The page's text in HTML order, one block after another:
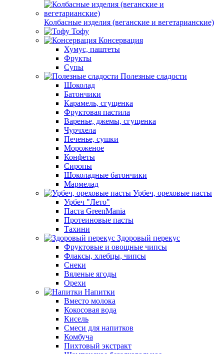
Колбасные изделия (веганские и вегетарианские)
Тофу
Консервация
Хумус, паштеты
Фрукты
Супы
Полезные сладости
Шоколад
Батончики
Карамель, сгущенка
Фруктовая пастила
Варенье, джемы, сгущенка
Чурчхела
Печенье, сушки
Мороженое
Конфеты
Сиропы
Шоколадные батончики
Мармелад
Урбеч, ореховые пасты
Урбеч "Лето"
Паста GreenMania
Протеиновые пасты
Тахини
Здоровый перекус
Фруктовые и овощные чипсы
Флаксы, хлебцы, чипсы
Снеки
Вяленые ягоды
Орехи
Напитки
Вместо молока
Кокосовая вода
Кисель
Смеси для напитков
Комбуча
Пихтовый экстракт